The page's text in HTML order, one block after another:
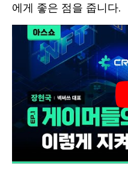
에게 좋은 점을 줍니다.